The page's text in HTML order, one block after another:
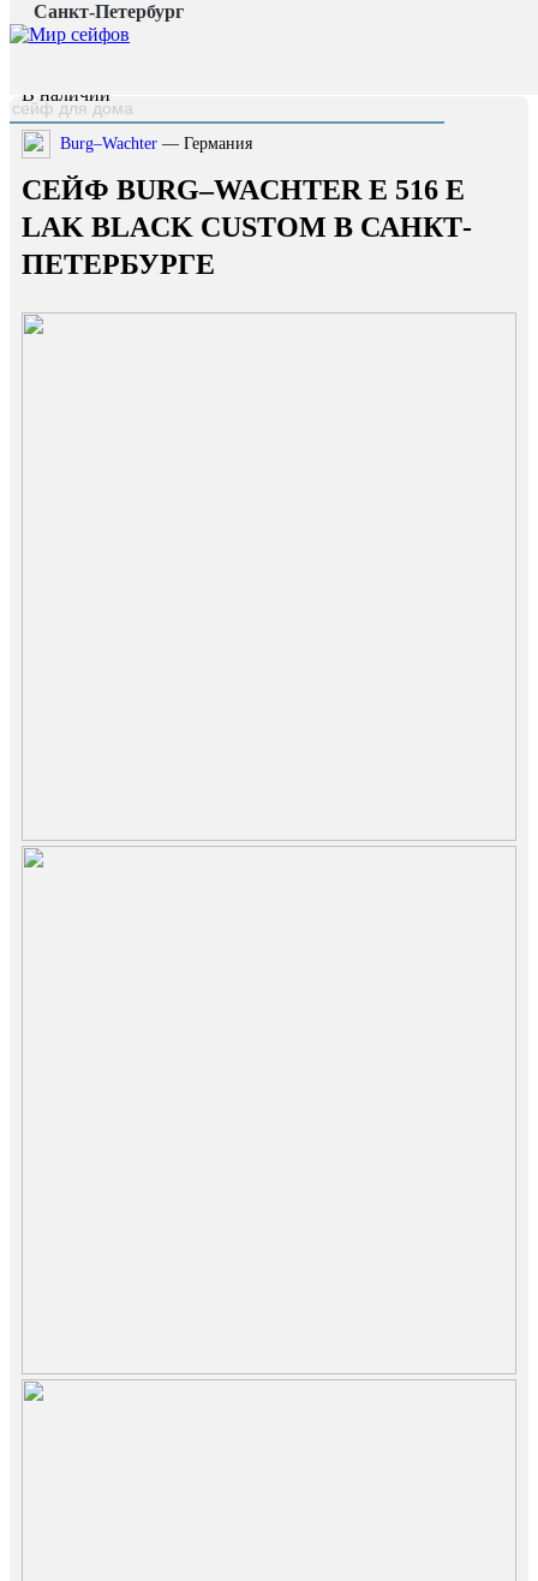
Санкт-Петербург
Главная страница /
Каталог /
В наличии
Burg–Wachter — Германия
СЕЙФ BURG–WACHTER E 516 E
LAK BLACK CUSTOM В САНКТ-
ПЕТЕРБУРГЕ